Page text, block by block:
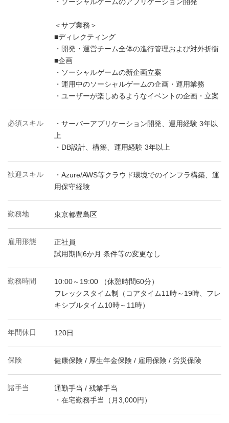
＜サブ業務＞
■ディレクティング
・開発・運営チーム全体の進行管理および対外折衝
■企画
・ソーシャルゲームの新企画立案
・運用中のソーシャルゲームの企画・運用業務
・ユーザーが楽しめるようなイベントの企画・立案
必須スキル
・サーバーアプリケーション開発、運用経験 3年以
上
・DB設計、構築、運用経験 3年以上
歓迎スキル
・Azure/AWS等クラウド環境でのインフラ構築、運
用保守経験
勤務地 東京都豊島区
雇用形態
正社員
試用期間6か月 条件等の変更なし
勤務時間
10:00～19:00 （休憩時間60分）
フレックスタイム制（コアタイム11時～19時、フレ
キシブルタイム10時～11時）
年間休日 120日
保険 健康保険 / 厚生年金保険 / 雇用保険 / 労災保険
諸手当
通勤手当 / 残業手当
・在宅勤務手当（月3,000円）